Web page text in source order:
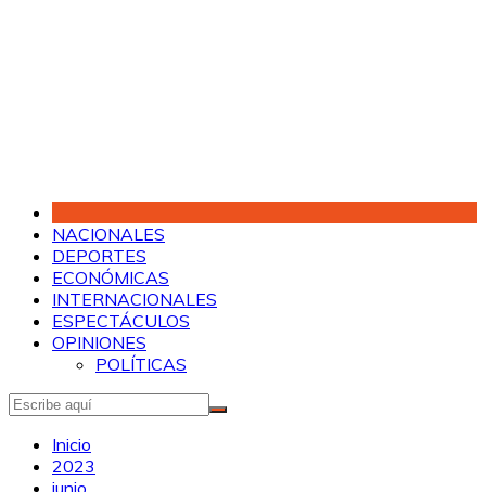
NACIONALES
DEPORTES
ECONÓMICAS
INTERNACIONALES
ESPECTÁCULOS
OPINIONES
POLÍTICAS
Inicio
2023
junio